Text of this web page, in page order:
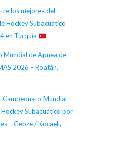
los mejores del
Hockey Subacuático
en Turquía
Mundial de Apnea de
2026 – Roatán,
Campeonato Mundial
Subacuático por
– Gebze / Kocaeli,